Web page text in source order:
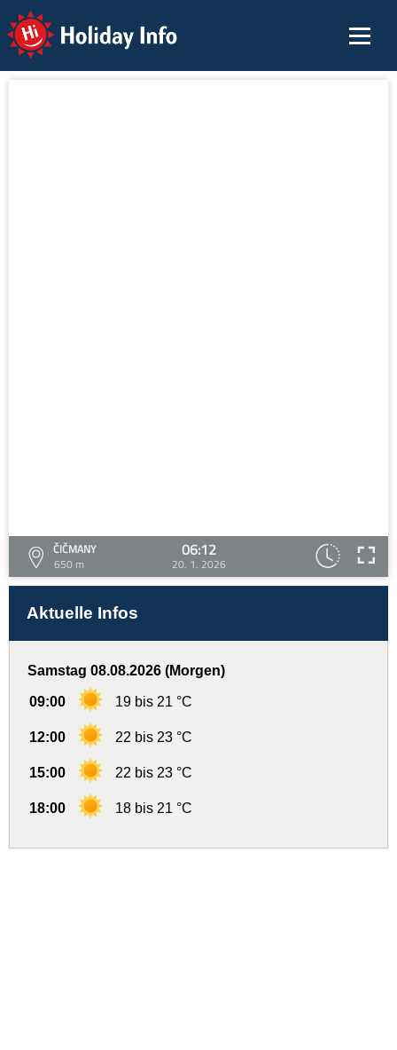
Holiday Info
ČIČMANY
650 m
06:12
20. 1. 2026
Aktuelle Infos
Samstag 08.08.2026 (Morgen)
09:00 19 bis 21 °C
12:00 22 bis 23 °C
15:00 22 bis 23 °C
18:00 18 bis 21 °C